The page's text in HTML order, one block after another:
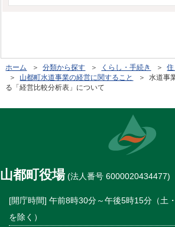
ホーム ＞分類から探す ＞ くらし・手続き ＞
＞ 山都町水道事業の経営に関すること
＞ 水道事
る「経営比較分析表」について
山都町役場(法人番号 6000020434477)
[開庁時間] 午前8時30分～午後5時15分（土
を除く）